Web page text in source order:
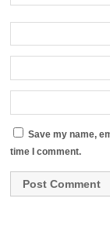
Save my name,
time I comment.